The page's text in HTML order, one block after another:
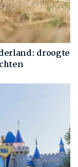
droogte